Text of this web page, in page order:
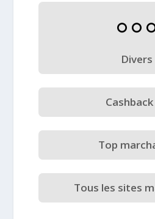
Divers
Top
Tous les sites